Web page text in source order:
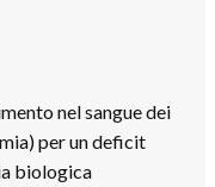
nel sangue dei
per un deficit
biologica